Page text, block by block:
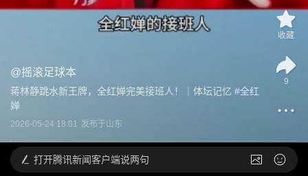
@摇滚足球本
蒋林静跳水新王牌，全红婵完美接班人！｜体坛记忆 #全红
婵
2026-05-24 18:01 发布于山东
收藏
9
打开腾讯新闻客户端说两句